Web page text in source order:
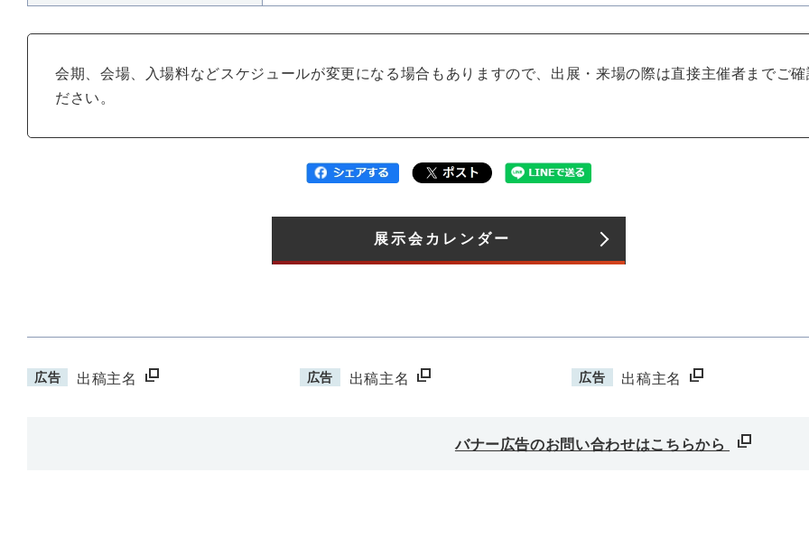
会期、会場、入場料などスケジュールが変更になる場合もありますので、出展・来場の際は直接主催者までご
ださい。
展示会カレンダー​
広告 出稿主名 広告 出稿主名 広告 出稿主名
バナー広告のお問い合わせはこちらから